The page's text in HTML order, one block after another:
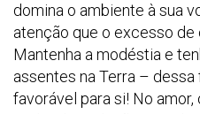
domina o ambiente à sua
atenção que o excesso de
Mantenha a modéstia e
assentes na Terra –
favorável para si! No